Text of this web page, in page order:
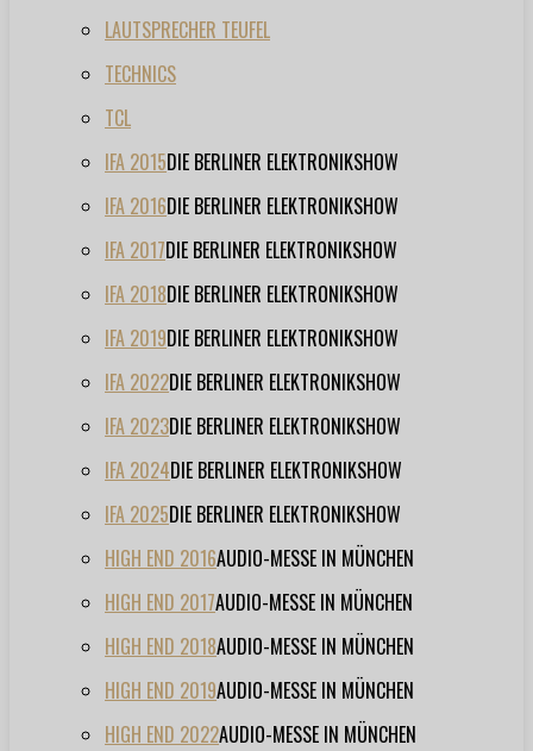
LAUTSPRECHER TEUFEL
TECHNICS
TCL
IFA 2015DIE BERLINER ELEKTRONIKSHOW
IFA 2016DIE BERLINER ELEKTRONIKSHOW
IFA 2017DIE BERLINER ELEKTRONIKSHOW
IFA 2018DIE BERLINER ELEKTRONIKSHOW
IFA 2019DIE BERLINER ELEKTRONIKSHOW
IFA 2022DIE BERLINER ELEKTRONIKSHOW
IFA 2023DIE BERLINER ELEKTRONIKSHOW
IFA 2024DIE BERLINER ELEKTRONIKSHOW
IFA 2025DIE BERLINER ELEKTRONIKSHOW
HIGH END 2016AUDIO-MESSE IN MÜNCHEN
HIGH END 2017AUDIO-MESSE IN MÜNCHEN
HIGH END 2018AUDIO-MESSE IN MÜNCHEN
HIGH END 2019AUDIO-MESSE IN MÜNCHEN
HIGH END 2022AUDIO-MESSE IN MÜNCHEN